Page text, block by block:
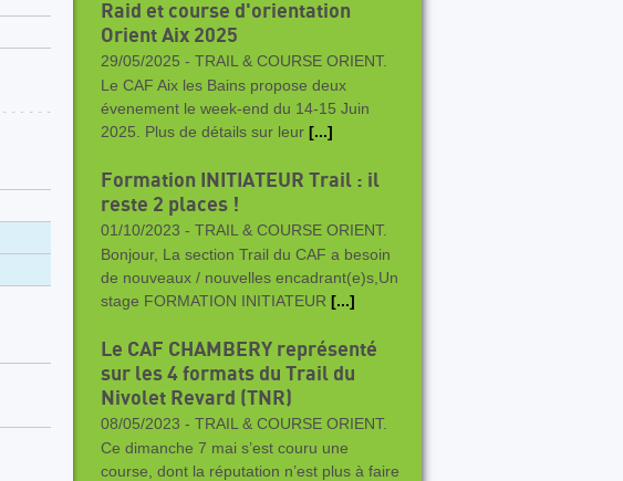
Raid et course d'orientation
Orient Aix 2025
29/05/2025 - TRAIL & COURSE ORIENT.
Le CAF Aix les Bains propose deux
évenement le week-end du 14-15 Juin
2025. Plus de détails sur leur [...]
Formation INITIATEUR Trail : il
reste 2 places !
01/10/2023 - TRAIL & COURSE ORIENT.
Bonjour, La section Trail du CAF a besoin
de nouveaux / nouvelles encadrant(e)s,Un
stage FORMATION INITIATEUR [...]
Le CAF CHAMBERY représenté
sur les 4 formats du Trail du
Nivolet Revard (TNR)
08/05/2023 - TRAIL & COURSE ORIENT.
Ce dimanche 7 mai s’est couru une
course, dont la réputation n’est plus à faire